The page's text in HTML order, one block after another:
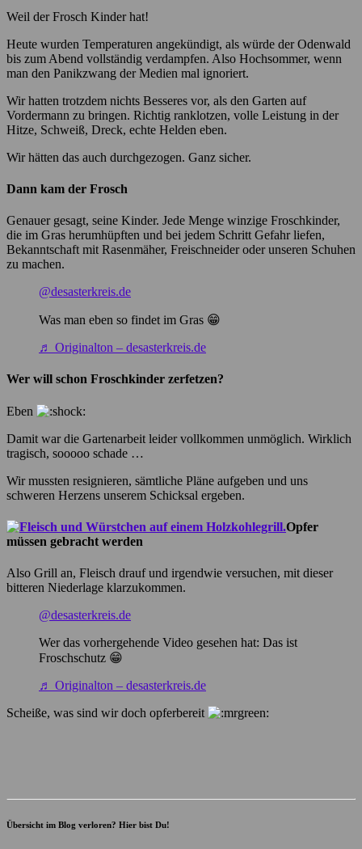
Weil der Frosch Kinder hat!
Heute wurden Temperaturen angekündigt, als würde der Odenwald
bis zum Abend vollständig verdampfen. Also Hochsommer, wenn
man den Panikzwang der Medien mal ignoriert.
Wir hatten trotzdem nichts Besseres vor, als den Garten auf
Vordermann zu bringen. Richtig ranklotzen, volle Leistung in der
Hitze, Schweiß, Dreck, echte Helden eben.
Wir hätten das auch durchgezogen. Ganz sicher.
Dann kam der Frosch
Genauer gesagt, seine Kinder. Jede Menge winzige Froschkinder,
die im Gras herumhüpften und bei jedem Schritt Gefahr liefen,
Bekanntschaft mit Rasenmäher, Freischneider oder unseren Schuhen
zu machen.
@desasterkreis.de
Was man eben so findet im Gras 😁
♬ Originalton – desasterkreis.de
Wer will schon Froschkinder zerfetzen?
Eben
Damit war die Gartenarbeit leider vollkommen unmöglich. Wirklich
tragisch, sooooo schade …
Wir mussten resignieren, sämtliche Pläne aufgeben und uns
schweren Herzens unserem Schicksal ergeben.
Opfer
müssen gebracht werden
Also Grill an, Fleisch drauf und irgendwie versuchen, mit dieser
bitteren Niederlage klarzukommen.
@desasterkreis.de
Wer das vorhergehende Video gesehen hat: Das ist
Froschschutz 😁
♬ Originalton – desasterkreis.de
Scheiße, was sind wir doch opferbereit
Übersicht im Blog verloren? Hier bist Du!